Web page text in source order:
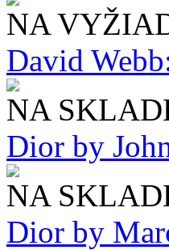
NA
David
NA
Dior by
NA
Dior by